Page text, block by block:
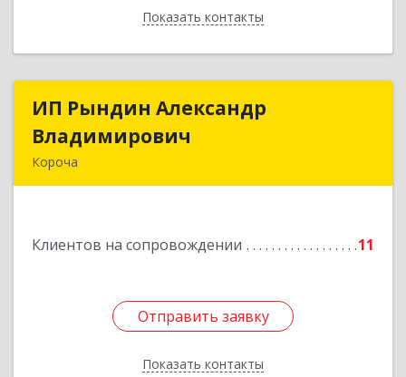
Показать контакты
Назад
ИП Рындин Александр
Владимирович
Короча
Клиентов на сопровождении 11
Отправить заявку
Показать контакты
ИП Рындин Александр
Подробнее
Отправить заявку
Назад